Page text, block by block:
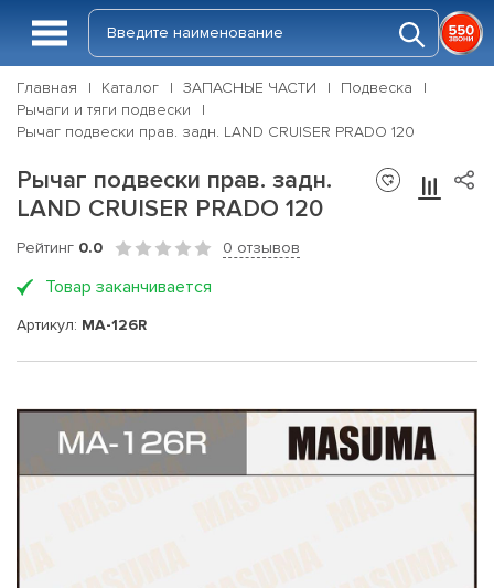
Главная Каталог ЗАПАСНЫЕ ЧАСТИ
Подвеска
Рычаги и тяги подвески
Рычаг подвески прав. задн. LAND CRUISER PRADO 120
Рычаг подвески прав. задн.
LAND CRUISER PRADO 120
Рейтинг 0.0 0 отзывов
Товар заканчивается
Артикул: MA-126R